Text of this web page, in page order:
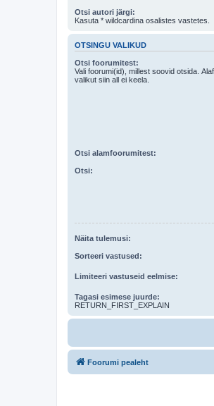
Otsi autori järgi:
Kasuta * wildcardina osalistes vastetes.
OTSINGU VALIKUD
Otsi foorumitest:
Vali foorumi(id), millest soovid otsida.
valikut siin all ei keela.
Otsi alamfoorumitest:
Otsi:
Näita tulemusi:
Sorteeri vastused:
Limiteeri vastuseid eelmise:
Tagasi esimese juurde:
RETURN_FIRST_EXPLAIN
Foorumi pealeht